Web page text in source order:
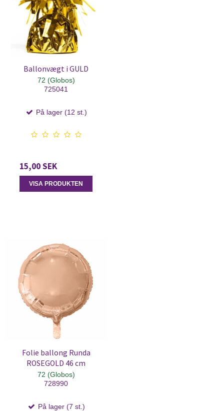
Ballonvægt i GULD
72 (Globos)
725041
På lager (12 st.)
15,00 SEK
VISA PRODUKTEN
Folie ballong Runda
ROSEGOLD 46 cm
72 (Globos)
728990
På lager (7 st.)